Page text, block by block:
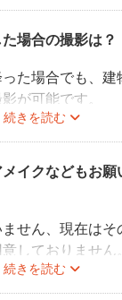
場合の撮影は？
続きを読む
た場合でも、建
が可能です。
実施が難しいと判
事前にフォトグ
変更を相談して
こちら をご参
イクなどもお願
続きを読む
せん、現在はそ
しておりません。